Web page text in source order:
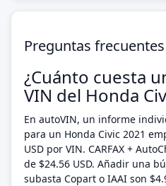
Preguntas frecuentes
¿Cuánto cuesta
VIN del Honda
En autoVIN, un informe
para un Honda Civic 2021
USD por VIN. CARFAX +
de $24.56 USD. Añadir una
subasta Copart o IAAI son